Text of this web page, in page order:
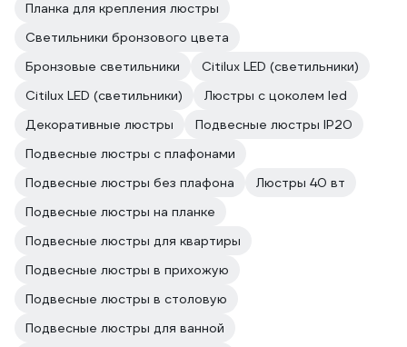
Планка для крепления люстры
Светильники бронзового цвета
Бронзовые светильники
Citilux LED (светильники)
Citilux LED (светильники)
Люстры с цоколем led
Декоративные люстры
Подвесные люстры IP20
Подвесные люстры с плафонами
Подвесные люстры без плафона
Люстры 40 вт
Подвесные люстры на планке
Подвесные люстры для квартиры
Подвесные люстры в прихожую
Подвесные люстры в столовую
Подвесные люстры для ванной